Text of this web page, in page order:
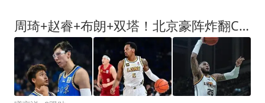
周琦+赵睿+布朗+双塔！北京豪阵炸翻CBA，真要提前大结局？